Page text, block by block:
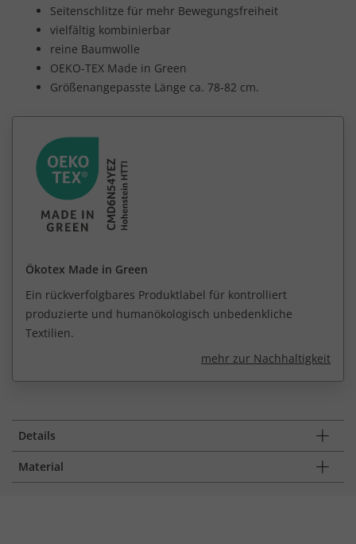
Seitenschlitze für mehr Bewegungsfreiheit
vielfältig kombinierbar
reine Baumwolle
OEKO-TEX Made in Green
Größenangepasste Länge ca. 78-82 cm.
Ökotex Made in Green
Ein rückverfolgbares Produktlabel für kontrolliert
produzierte und humanökologisch unbedenkliche
Textilien.
mehr zur Nachhaltigkeit
Details
Material